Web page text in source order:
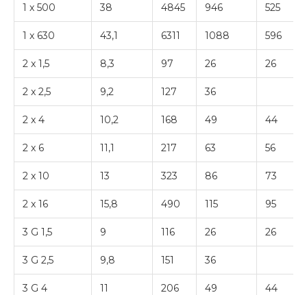
1 x 500 38 4845 946 525
1 x 630 43,1 6311 1088 596
2 x 1,5 8,3 97 26 26
2 x 2,5 9,2 127 36
2 x 4 10,2 168 49 44
2 x 6 11,1 217 63 56
2 x 10 13 323 86 73
2 x 16 15,8 490 115 95
3 G 1,5 9 116 26 26
3 G 2,5 9,8 151 36
3 G 4 11 206 49 44